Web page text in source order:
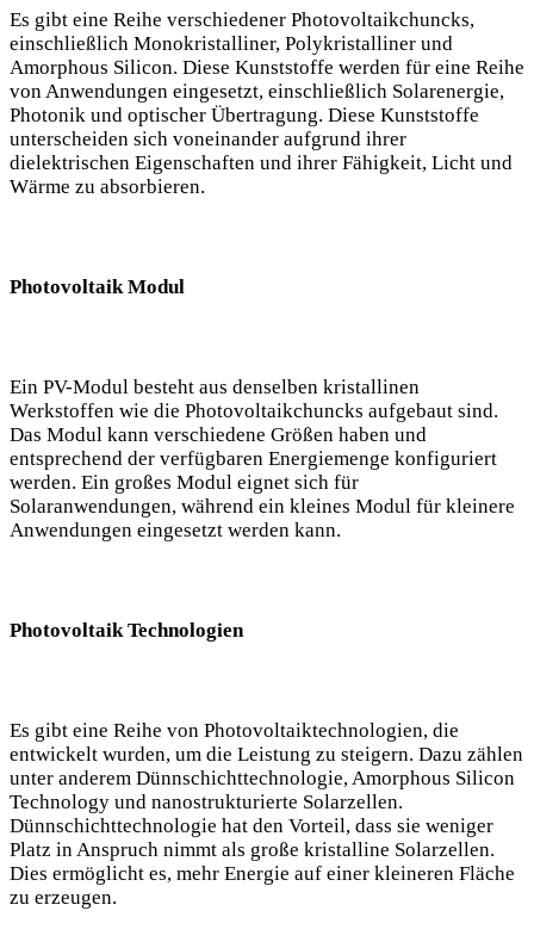
Es gibt eine Reihe verschiedener Photovoltaikchuncks,
einschließlich Monokristalliner, Polykristalliner und
Amorphous Silicon. Diese Kunststoffe werden für eine Reihe
von Anwendungen eingesetzt, einschließlich Solarenergie,
Photonik und optischer Übertragung. Diese Kunststoffe
unterscheiden sich voneinander aufgrund ihrer
dielektrischen Eigenschaften und ihrer Fähigkeit, Licht und
Wärme zu absorbieren.
Photovoltaik Modul
Ein PV-Modul besteht aus denselben kristallinen
Werkstoffen wie die Photovoltaikchuncks aufgebaut sind.
Das Modul kann verschiedene Größen haben und
entsprechend der verfügbaren Energiemenge konfiguriert
werden. Ein großes Modul eignet sich für
Solaranwendungen, während ein kleines Modul für kleinere
Anwendungen eingesetzt werden kann.
Photovoltaik Technologien
Es gibt eine Reihe von Photovoltaiktechnologien, die
entwickelt wurden, um die Leistung zu steigern. Dazu zählen
unter anderem Dünnschichttechnologie, Amorphous Silicon
Technology und nanostrukturierte Solarzellen.
Dünnschichttechnologie hat den Vorteil, dass sie weniger
Platz in Anspruch nimmt als große kristalline Solarzellen.
Dies ermöglicht es, mehr Energie auf einer kleineren Fläche
zu erzeugen.